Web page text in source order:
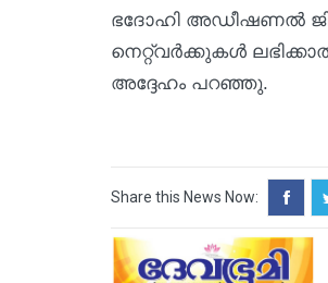
ഭദോഹി അഡീഷണല്‍
നെറ്റ്‌വര്‍ക്കുകള്‍
അദ്ദേഹം പറഞ്ഞു.
Share this News Now: